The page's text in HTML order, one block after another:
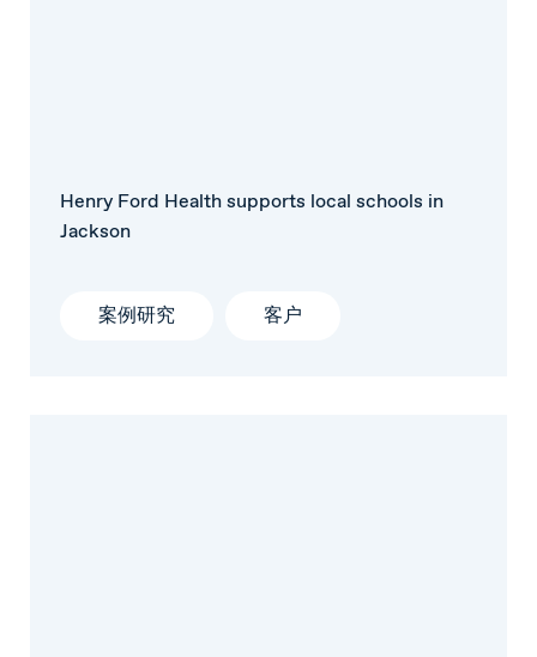
Henry Ford Health supports local schools in
Jackson
案例研究 客户